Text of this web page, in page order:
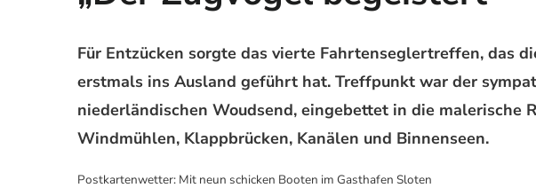
Für Entzücken sorgte das vierte Fahrtenseglertreffen, das
erstmals ins Ausland geführt hat. Treffpunkt war der
niederländischen Woudsend, eingebettet in die malerische
Windmühlen, Klappbrücken, Kanälen und Binnenseen.
Postkartenwetter: Mit neun schicken Booten im Gasthafen Sloten